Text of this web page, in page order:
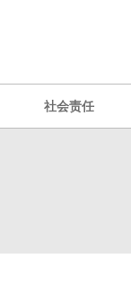
社会责任